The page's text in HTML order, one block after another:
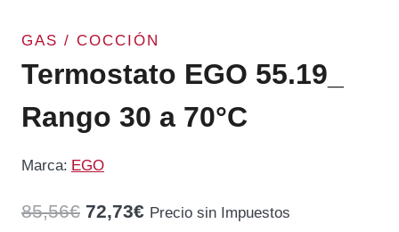
GAS / COCCIÓN
Termostato EGO 55.19_
Rango 30 a 70°C
Marca: EGO
85,56€ El
72,73€ElPrecio sin Impuestos